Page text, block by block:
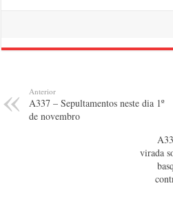
Anterior
A337 – Sepultamentos neste dia 1º
de novembro
virada